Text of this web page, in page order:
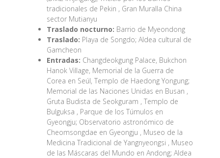
tradicionales de Pekin , Gran Muralla China
sector Mutianyu
Traslado nocturno: Barrio de Myeondong
Traslado: Playa de Songdo; Aldea cultural de
Gamcheon
Entradas: Changdeokgung Palace, Bukchon
Hanok Village, Memorial de la Guerra de
Corea en Seúl, Templo de Haedong Yongung;
Memorial de las Naciones Unidas en Busan ,
Gruta Budista de Seokguram , Templo de
Bulguksa , Parque de los Túmulos en
Gyeongju; Observatorio astronómico de
Cheomsongdae en Gyeongju , Museo de la
Medicina Tradicional de Yangnyeongsi , Museo
de las Máscaras del Mundo en Andong; Aldea